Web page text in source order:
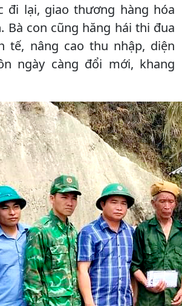
đi lại, giao thương hàng hóa
Bà con cũng hăng hái thi đua
tế, nâng cao thu nhập, diện
ngày càng đổi mới, khang